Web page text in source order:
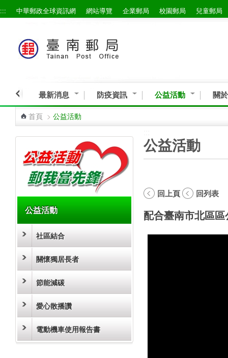
跳到主要內容區塊
::: 中華郵政全球資訊網 網站導覽 企業郵局 校園郵局 兒童郵局
最新消息 防疫資訊 公益活動 關
首頁 > 公益活動
公益活動
社區結合
關懷獨居長者
節能減碳
愛心散播讚
電動機車使用報告書
公益活動
回上頁 回列表
配合臺南市北區